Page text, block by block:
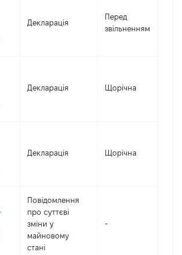
Декларація
Перед
звільненням
Декларація Щорічна
Декларація Щорічна
Повідомлення
про суттєві
зміни y
майновому
стані
-